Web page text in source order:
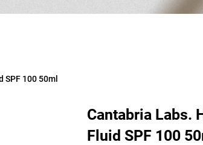
SPF 100 50ml
Cantabria Labs.
Fluid SPF 100